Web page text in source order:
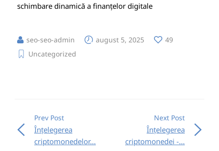
schimbare dinamică a finanțelor digitale
seo-seo-admin august 5, 2025
49
Uncategorized
Prev Post
Înțelegerea
criptomonedelor...
Next Post
Înțelegerea
criptomonedei -...